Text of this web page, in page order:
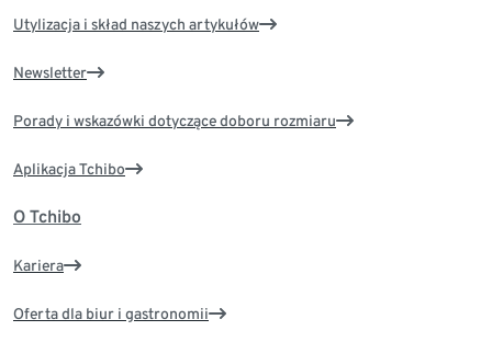
Utylizacja i skład naszych artykułów
Newsletter
Porady i wskazówki dotyczące doboru rozmiaru
Aplikacja Tchibo
O Tchibo
Kariera
Oferta dla biur i gastronomii